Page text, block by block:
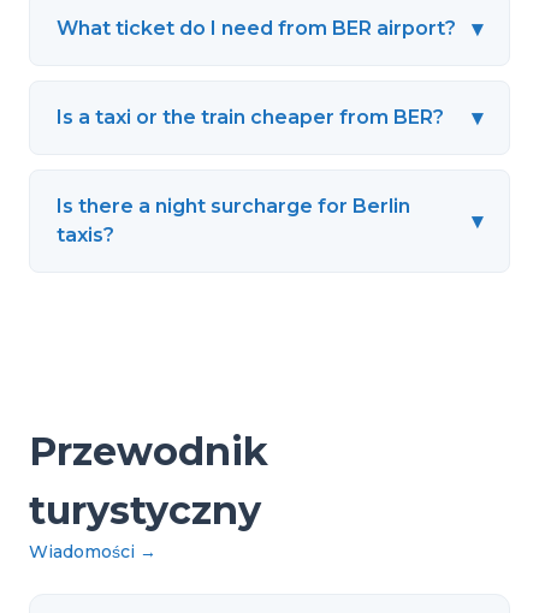
What ticket do I need from BER airport? ▾
Is a taxi or the train cheaper from BER? ▾
Is there a night surcharge for Berlin
taxis?
▾
Przewodnik
turystyczny
Wiadomości →